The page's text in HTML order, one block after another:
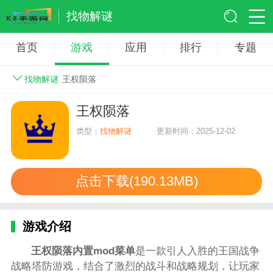
找物解谜
首页 游戏 应用 排行 专题
找物解谜 王权陨落
王权陨落
类型：找物解谜 更新时间：2025-12-02
点击下载(190.13MB)
游戏介绍
王权陨落内置mod菜单是一款引人入胜的王国战争
战略塔防游戏，结合了激烈的战斗和战略规划，让玩家